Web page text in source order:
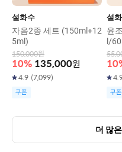
설화수
자음2종 세트 (150ml+12
5ml)
150,000원
10% 135,000원
4.9 (7,099)
쿠폰
설
윤
l/
10
쿠폰
더 많